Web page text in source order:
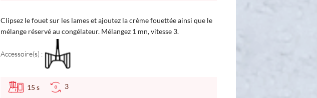
Clipsez le fouet sur les lames et ajoutez la crème fouettée ainsi que le
mélange réservé au congélateur. Mélangez 1 mn, vitesse 3.
Accessoire(s) :
15 s 3